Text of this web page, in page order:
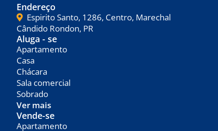
Endereço
Espirito Santo, 1286, Centro, Marechal
Cândido Rondon, PR
Aluga - se
Apartamento
Casa
Chácara
Sala comercial
Sobrado
Ver mais
Vende-se
Apartamento